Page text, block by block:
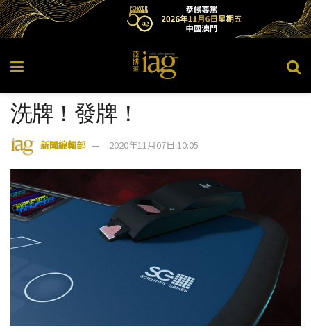
洗牌！發牌！
新聞編輯部 2020年11月07日 10:05